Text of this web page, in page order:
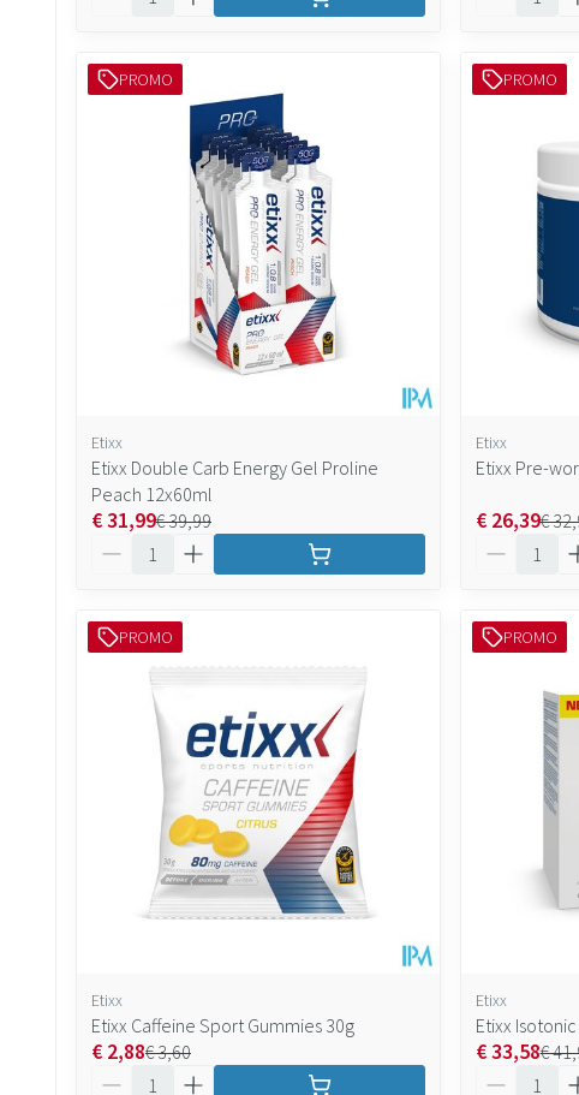
PROMO
Etixx
Etixx Double Carb Energy Gel Proline
Peach 12x60ml
€ 39,99
€ 31,99
PROMO
Etixx
Etixx Pre-
€
€ 26,39
PROMO
Etixx
Etixx Caffeine Sport Gummies 30g
€ 3,60
€ 2,88
PROMO
Etixx
Etixx
€
€ 33,58